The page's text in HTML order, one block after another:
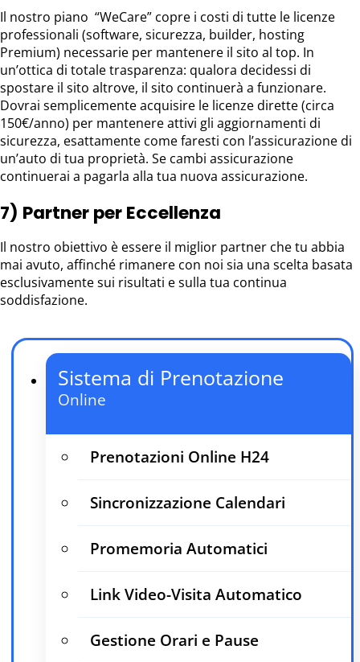
Il nostro piano “WeCare” copre i costi di tutte le licenze
professionali (software, sicurezza, builder, hosting
Premium) necessarie per mantenere il sito al top. In
un’ottica di totale trasparenza: qualora decidessi di
spostare il sito altrove, il sito continuerà a funzionare.
Dovrai semplicemente acquisire le licenze dirette (circa
150€/anno) per mantenere attivi gli aggiornamenti di
sicurezza, esattamente come faresti con l’assicurazione di
un’auto di tua proprietà. Se cambi assicurazione
continuerai a pagarla alla tua nuova assicurazione.
7) Partner per Eccellenza
Il nostro obiettivo è essere il miglior partner che tu abbia
mai avuto, affinché rimanere con noi sia una scelta basata
esclusivamente sui risultati e sulla tua continua
soddisfazione.
Sistema di Prenotazione
Online
Prenotazioni Online H24
Sincronizzazione Calendari
Promemoria Automatici
Link Video-Visita Automatico
Gestione Orari e Pause